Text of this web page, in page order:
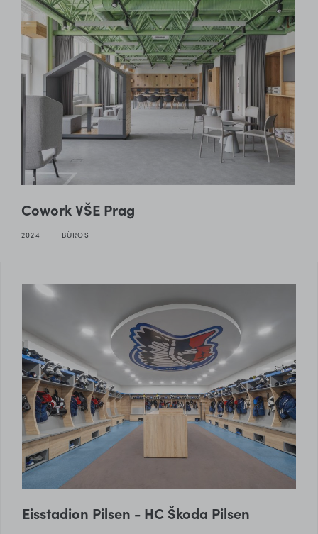
Cowork VŠE Prag
2024 BÜROS
Eisstadion Pilsen - HC Škoda Pilsen